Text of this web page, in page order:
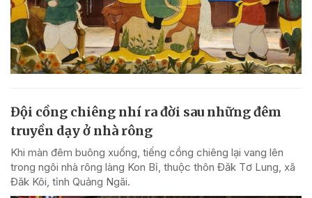
Đội cồng chiêng nhí ra đời sau những đêm
truyền dạy ở nhà rông
Khi màn đêm buông xuống, tiếng cồng chiêng lại vang lên
trong ngôi nhà rông làng Kon Bỉ, thuộc thôn Đăk Tơ Lung, xã
Đăk Kôi, tỉnh Quảng Ngãi.